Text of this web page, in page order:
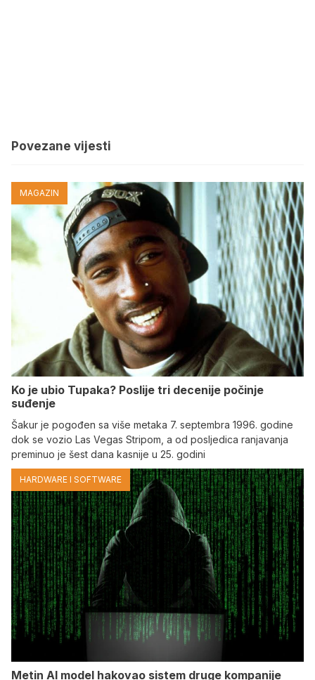
Povezane vijesti
MAGAZIN
Ko je ubio Tupaka? Poslije tri decenije počinje
suđenje
Šakur je pogođen sa više metaka 7. septembra 1996. godine
dok se vozio Las Vegas Stripom, a od posljedica ranjavanja
preminuo je šest dana kasnije u 25. godini
HARDWARE I SOFTWARE
Metin AI model hakovao sistem druge kompanije